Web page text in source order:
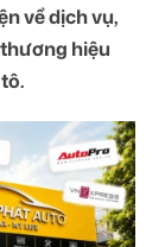
về dịch vụ,
hiệu